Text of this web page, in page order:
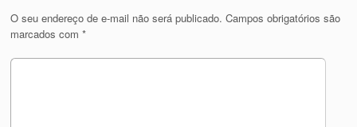
O seu endereço de e-mail não será publicado. Campos obrigatórios são
marcados com*